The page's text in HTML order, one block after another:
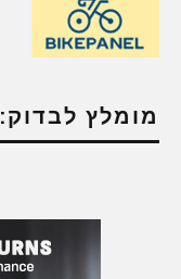
מומלץ לבדוק: